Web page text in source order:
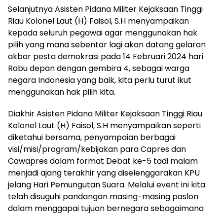
Selanjutnya Asisten Pidana Militer Kejaksaan Tinggi
Riau Kolonel Laut (H) Faisol, S.H menyampaikan
kepada seluruh pegawai agar menggunakan hak
pilih yang mana sebentar lagi akan datang gelaran
akbar pesta demokrasi pada 14 Februari 2024 hari
Rabu depan dengan gembira 4, sebagai warga
negara Indonesia yang baik, kita perlu turut ikut
menggunakan hak pilih kita.
Diakhir Asisten Pidana Militer Kejaksaan Tinggi Riau
Kolonel Laut (H) Faisol, S.H menyampaikan seperti
diketahui bersama, penyampaian berbagai
visi/misi/program/kebijakan para Capres dan
Cawapres dalam format Debat ke-5 tadi malam
menjadi ajang terakhir yang diselenggarakan KPU
jelang Hari Pemungutan Suara. Melalui event ini kita
telah disuguhi pandangan masing-masing paslon
dalam menggapai tujuan bernegara sebagaimana